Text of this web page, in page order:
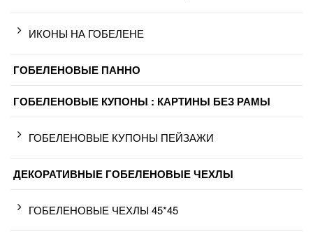
ИКОНЫ НА ГОБЕЛЕНЕ
ГОБЕЛЕНОВЫЕ ПАННО
ГОБЕЛЕНОВЫЕ КУПОНЫ : КАРТИНЫ БЕЗ РАМЫ
ГОБЕЛЕНОВЫЕ КУПОНЫ ПЕЙЗАЖИ
ДЕКОРАТИВНЫЕ ГОБЕЛЕНОВЫЕ ЧЕХЛЫ
ГОБЕЛЕНОВЫЕ ЧЕХЛЫ 45*45